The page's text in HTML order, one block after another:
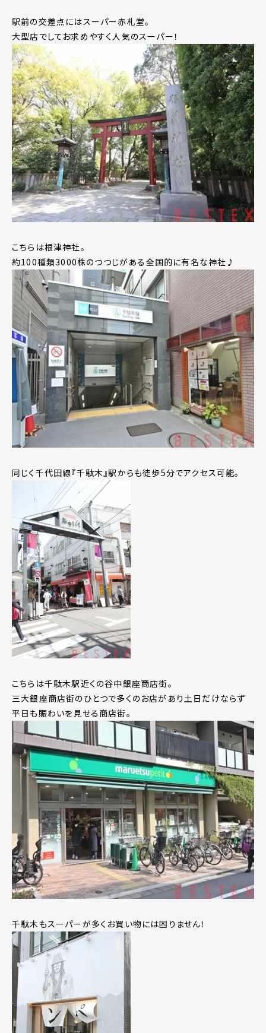
駅前の交差点にはスーパー赤札堂。
大型店でしてお求めやすく人気のスーパー！
こちらは根津神社。
約100種類3000株のつつじがある全国的に有名な神社♪
同じく千代田線『千駄木』駅からも徒歩5分でアクセス可能。
こちらは千駄木駅近くの谷中銀座商店街。
三大銀座商店街のひとつで多くのお店があり土日だけならず
平日も賑わいを見せる商店街。
千駄木もスーパーが多くお買い物には困りません！